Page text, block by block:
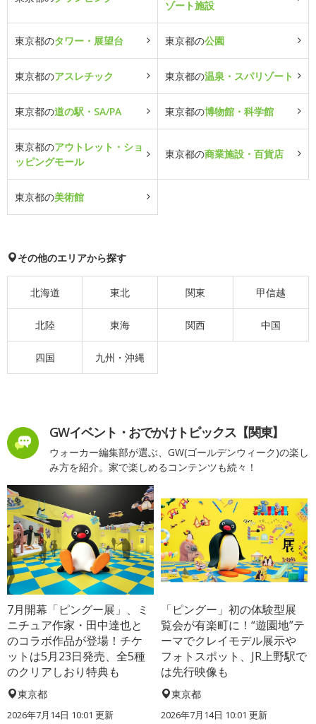
ゾート施設
東京都のタワー・展望台 東京都の公園
東京都のアスレチック 東京都の温泉・スパリゾート
東京都の道の駅・SA/PA 東京都の博物館・科学館
東京都のアウトレット・ショ
ッピングモール
東京都の商業施設・百貨店
東京都の美術館
その他のエリアから探す
北海道 東北 関東 甲信越
北陸 東海 関西 中国
四国 九州・沖縄
GWイベント・おでかけトピックス【関東】
ウォーカー編集部が選ぶ、GW(ゴールデンウィーク)の楽し
み方を紹介。家で楽しめるコンテンツも続々！
7月開幕「ピングー展」、ミ
ニチュア作家・田中達也と
のコラボ作品が登場！チケ
ットは5月23日発売、全5種
のクリアしおり特典も
東京都
2026年7月14日 10:01 更新
「ピングー」初の体験型展
覧会が有楽町に！“遊園地”テ
ーマでクレイモデル展示や
フォトスポット、JR上野駅で
は先行映像も
東京都
2026年7月14日 10:01 更新